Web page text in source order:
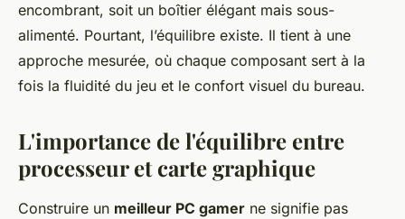
encombrant, soit un boîtier élégant mais sous-
alimenté. Pourtant, l’équilibre existe. Il tient à une
approche mesurée, où chaque composant sert à la
fois la fluidité du jeu et le confort visuel du bureau.
L'importance de l'équilibre entre
processeur et carte graphique
Construire un meilleur PC gamer ne signifie pas